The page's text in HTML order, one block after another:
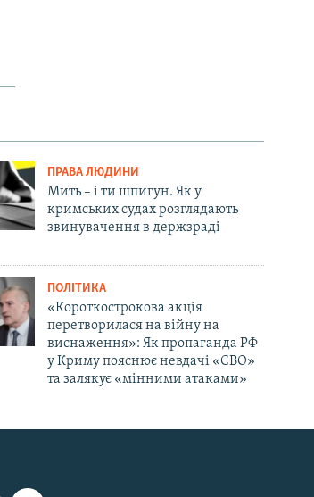
ПРАВА ЛЮДИНИ
Мить – і ти шпигун. Як у
кримських судах розглядають
звинувачення в держзраді
ПОЛІТИКА
«Короткострокова акція
перетворилася на війну на
виснаження»: Як пропаганда РФ
у Криму пояснює невдачі «СВО»
та залякує «мінними атаками»